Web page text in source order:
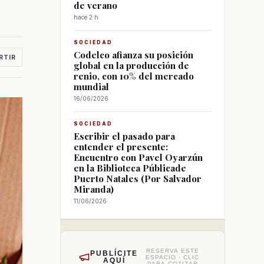
de verano
hace 2 h
SOCIEDAD
Codelco afianza su posición
global en la producción de
renio, con 10% del mercado
mundial
16/06/2026
SOCIEDAD
Escribir el pasado para
entender el presente:
Encuentro con Pavel Oyarzún
en la Biblioteca Públicade
Puerto Natales (Por Salvador
Miranda)
11/06/2026
PUBLÍCITE
AQUÍ
RESERVA ESTE
ESPACIO · CLIC